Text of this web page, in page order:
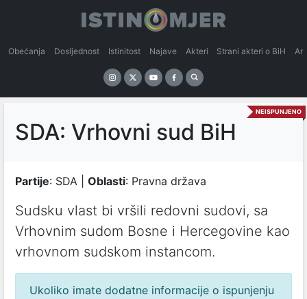
Obećanja Dosljednost Istinitost Najave Akteri Strani akteri o BiH
NEISPUNJENO
SDA: Vrhovni sud BiH
Partije: SDA | Oblasti: Pravna država
Sudsku vlast bi vršili redovni sudovi, sa
Vrhovnim sudom Bosne i Hercegovine kao
vrhovnom sudskom instancom.
Ukoliko imate dodatne informacije o ispunjenju